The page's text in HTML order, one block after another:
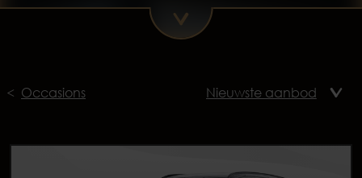
Occasions